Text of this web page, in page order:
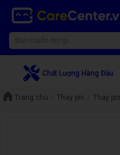
Chất Lượng Hàng Đầu
Trang chủ Thay pin Thay